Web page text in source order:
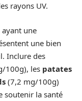
rayons UV.
une
une bien
Inclure des
100g), les patates
(7,2 mg/100g)
soutenir la santé